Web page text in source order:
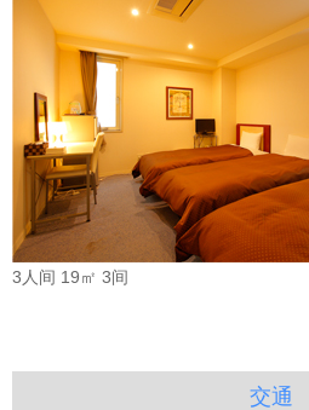
3人间 19㎡ 3间
交通